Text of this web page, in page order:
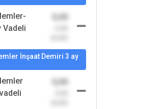
Vadeli
İnşaat Demiri 3 ay